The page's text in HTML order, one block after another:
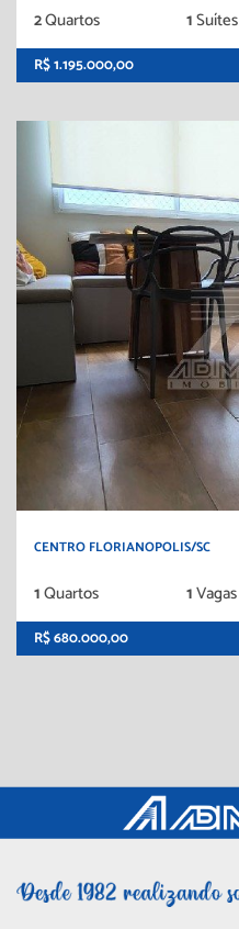
2Quartos 1Suítes
R$ 1.195.000,00
CENTRO FLORIANOPOLIS/SC
1Quartos 1Vagas
R$ 680.000,00